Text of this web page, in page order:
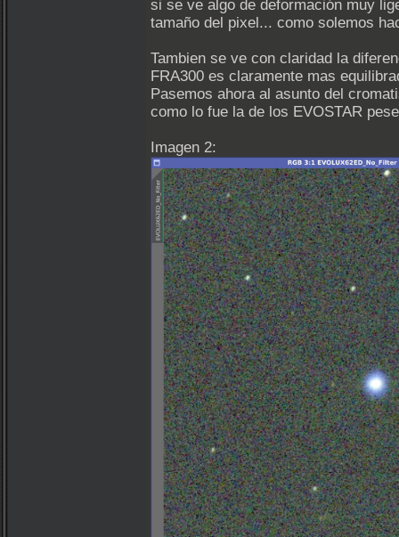
si se ve algo de deformación muy
tamaño del pixel... como solemos
Tambien se ve con claridad la
FRA300 es claramente mas
Pasemos ahora al asunto del
como lo fue la de los EVOSTAR
Imagen 2: